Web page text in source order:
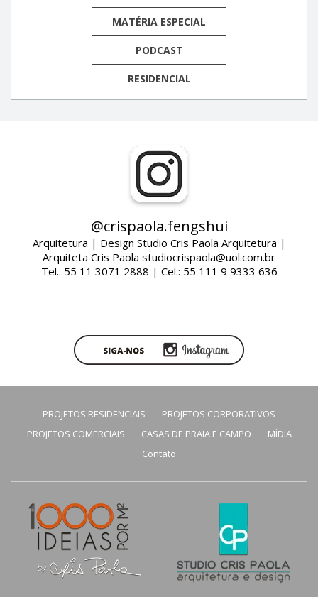
MATÉRIA ESPECIAL
PODCAST
RESIDENCIAL
@crispaola.fengshui
Arquitetura | Design Studio Cris Paola Arquitetura |
Arquiteta Cris Paola studiocrispaola@uol.com.br
Tel.: 55 11 3071 2888 | Cel.: 55 111 9 9333 636
PROJETOS RESIDENCIAIS
PROJETOS CORPORATIVOS
PROJETOS COMERCIAIS
CASAS DE PRAIA E CAMPO
MÍDIA
Contato